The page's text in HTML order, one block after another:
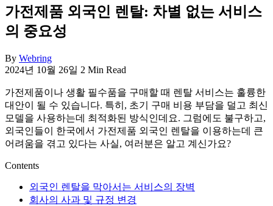
WeBring
제
공
료
및
일
생
WeBring
제
공
가전제품 외국인 렌탈: 차별 없는 서비스
의 중요성
By Webring
2024년 10월 26일 2 Min Read
가전제품이나 생활 필수품을 구매할 때 렌탈 서비스는 훌륭한
대안이 될 수 있습니다. 특히, 초기 구매 비용 부담을 덜고 최신
모델을 사용하는데 최적화된 방식인데요. 그럼에도 불구하고,
외국인들이 한국에서 가전제품 외국인 렌탈을 이용하는데 큰
어려움을 겪고 있다는 사실, 여러분은 알고 계신가요?
Contents
외국인 렌탈을 막아서는 서비스의 장벽
회사의 사과 및 규정 변경